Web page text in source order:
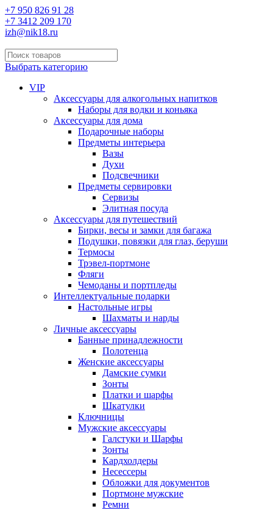
+7 950 826 91 28
+7 3412 209 170
izh@nik18.ru
Выбрать категорию
VIP
Аксессуары для алкогольных напитков
Наборы для водки и коньяка
Аксессуары для дома
Подарочные наборы
Предметы интерьера
Вазы
Духи
Подсвечники
Предметы сервировки
Сервизы
Элитная посуда
Аксессуары для путешествий
Бирки, весы и замки для багажа
Подушки, повязки для глаз, беруши
Термосы
Трэвел-портмоне
Фляги
Чемоданы и портпледы
Интеллектуальные подарки
Настольные игры
Шахматы и нарды
Личные аксессуары
Банные принадлежности
Полотенца
Женские аксессуары
Дамские сумки
Зонты
Платки и шарфы
Шкатулки
Ключницы
Мужские аксессуары
Галстуки и Шарфы
Зонты
Кардхолдеры
Несессеры
Обложки для документов
Портмоне мужские
Ремни